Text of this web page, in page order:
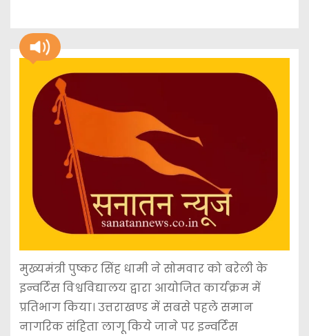
मुख्यमंत्री पुष्कर सिंह धामी ने सोमवार को बरेली के
इन्वर्टिस विश्वविद्यालय द्वारा आयोजित कार्यक्रम में
प्रतिभाग किया। उत्तराखण्ड में सबसे पहले समान
नागरिक संहिता लागू किये जाने पर इन्वर्टिस